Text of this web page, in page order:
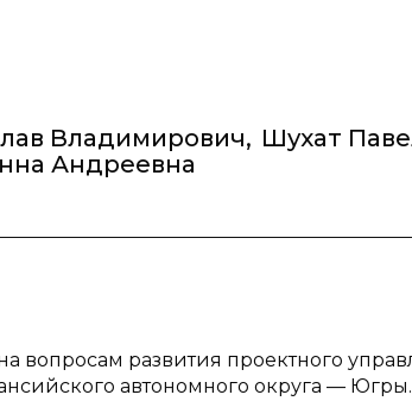
Владимирович, Шухат
Андреевна
вопросам развития проектного
автономного округа —